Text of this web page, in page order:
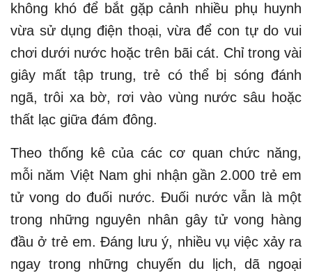
không khó để bắt gặp cảnh nhiều phụ huynh
vừa sử dụng điện thoại, vừa để con tự do vui
chơi dưới nước hoặc trên bãi cát. Chỉ trong vài
giây mất tập trung, trẻ có thể bị sóng đánh
ngã, trôi xa bờ, rơi vào vùng nước sâu hoặc
thất lạc giữa đám đông.
Theo thống kê của các cơ quan chức năng,
mỗi năm Việt Nam ghi nhận gần 2.000 trẻ em
tử vong do đuối nước. Đuối nước vẫn là một
trong những nguyên nhân gây tử vong hàng
đầu ở trẻ em. Đáng lưu ý, nhiều vụ việc xảy ra
ngay trong những chuyến du lịch, dã ngoại